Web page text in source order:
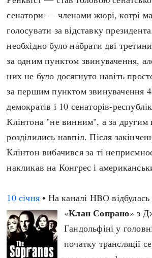
сенатори — членами жюрі, котрі
голосувати за відставку
необхідно було набрати дві
за одним пунктом звинувачення,
них не було досягнуто навіть
за першим пунктом звинувачення
демократів і 10 сенаторів-
Клінтона "не винним", а за другим
розділились навпіл. Після
Клінтон вибачився за ті
накликав на Конгрес і
10 січня • На каналі HBO
«Клан Сопрано» з
Гандольфіні у
початку трансляції